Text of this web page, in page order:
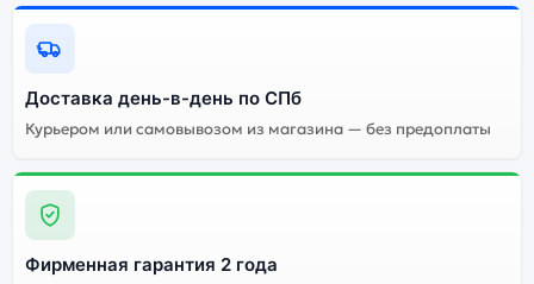
Доставка день-в-день по СПб
Курьером или самовывозом из магазина — без предоплаты
Фирменная гарантия 2 года